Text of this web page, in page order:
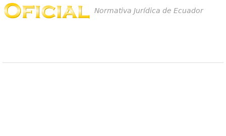
Normativa Jurídica de Ecuador